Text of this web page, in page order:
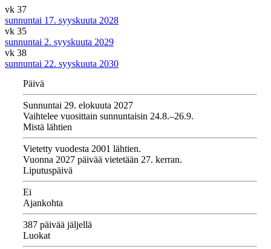
vk 37
sunnuntai 17. syyskuuta 2028
vk 35
sunnuntai 2. syyskuuta 2029
vk 38
sunnuntai 22. syyskuuta 2030
Päivä
Sunnuntai 29. elokuuta 2027
Vaihtelee vuosittain sunnuntaisin 24.8.–26.9.
Mistä lähtien
Vietetty vuodesta 2001 lähtien.
Vuonna 2027 päivää vietetään 27. kerran.
Liputuspäivä
Ei
Ajankohta
387 päivää jäljellä
Luokat